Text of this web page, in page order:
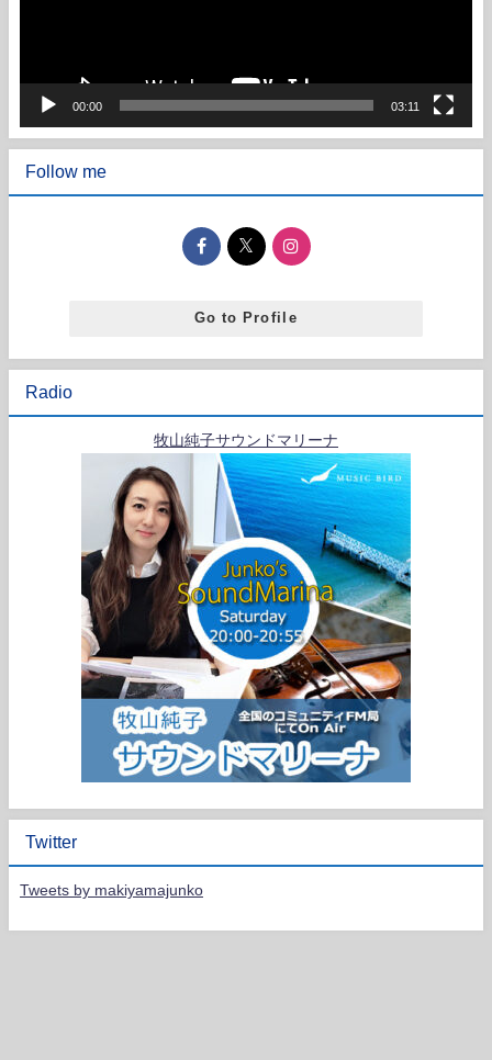
00:00 03:11
Follow me
Go to Profile
Radio
牧山純子サウンドマリーナ
Twitter
Tweets by makiyamajunko